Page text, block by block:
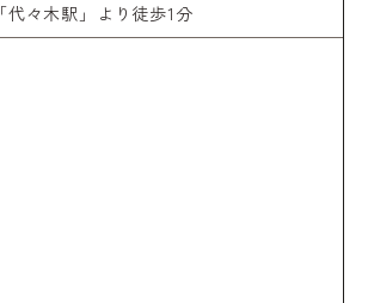
「代々木駅」より徒歩1分